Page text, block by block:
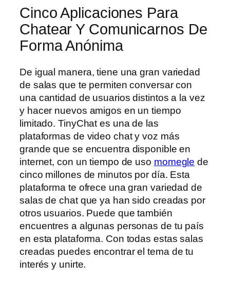
Cinco Aplicaciones Para
Chatear Y Comunicarnos De
Forma Anónima
De igual manera, tiene una gran variedad
de salas que te permiten conversar con
una cantidad de usuarios distintos a la vez
y hacer nuevos amigos en un tiempo
limitado. TinyChat es una de las
plataformas de video chat y voz más
grande que se encuentra disponible en
internet, con un tiempo de uso momegle de
cinco millones de minutos por día. Esta
plataforma te ofrece una gran variedad de
salas de chat que ya han sido creadas por
otros usuarios. Puede que también
encuentres a algunas personas de tu país
en esta plataforma. Con todas estas salas
creadas puedes encontrar el tema de tu
interés y unirte.